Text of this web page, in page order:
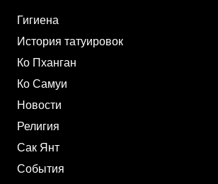
Гигиена
История татуировок
Ко Пханган
Ко Самуи
Новости
Религия
Сак Янт
События